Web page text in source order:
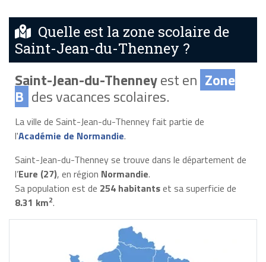
Quelle est la zone scolaire de
Saint-Jean-du-Thenney ?
Saint-Jean-du-Thenneyest en Zone
B des vacances scolaires.
La ville de Saint-Jean-du-Thenney fait partie de
l'Académie de Normandie.
Saint-Jean-du-Thenney se trouve dans le département de
l’Eure (27), en région Normandie.
Sa population est de 254 habitantset sa superficie de
8.31 km2.